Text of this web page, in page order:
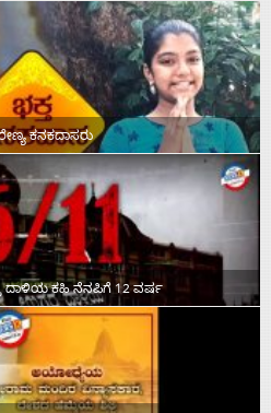
ಕನಕದಾಸರು
ದಾಳಿಯ ಕಹಿ ನೆನಪಿಗೆ 12 ವರ್ಷ